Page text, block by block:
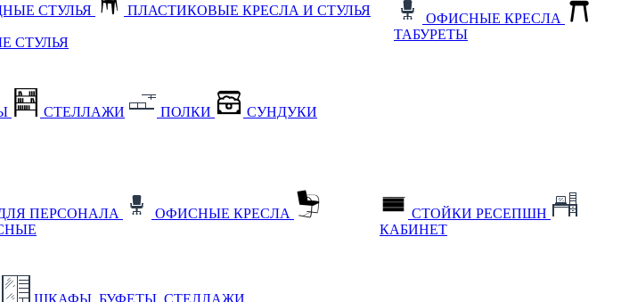
СТУЛЬЯ ПЛАСТИКОВЫЕ КРЕСЛА И СТУЛЬЯ
СТУЛЬЯ
ОФИСНЫЕ КРЕСЛА
ТАБУРЕТЫ
СТЕЛЛАЖИ ПОЛКИ СУНДУКИ
ПЕРСОНАЛА
ОФИСНЫЕ КРЕСЛА
СТОЙКИ РЕСЕПШН
КАБИНЕТ